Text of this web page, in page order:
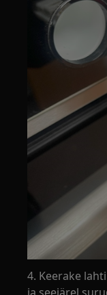
4. Keerake